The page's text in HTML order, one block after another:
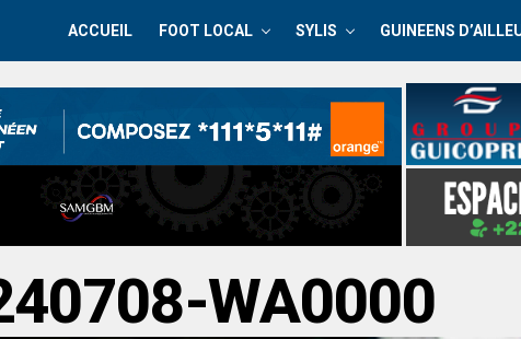
ACCUEIL FOOT LOCAL SYLIS GUINEENS
WA0000